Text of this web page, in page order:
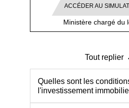
ACCÉDER AU
Ministère chargé du
Tout replier
Quelles sont les
l'investissement